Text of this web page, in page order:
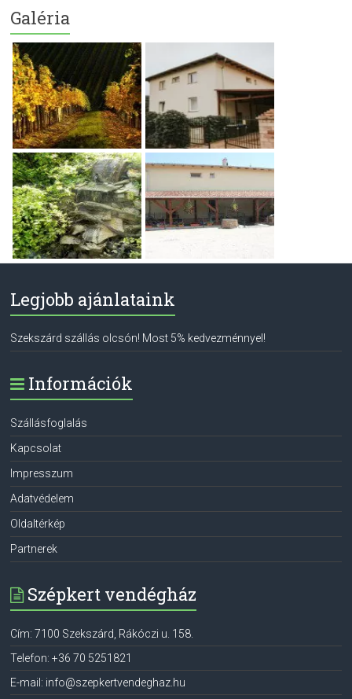
Galéria
Legjobb ajánlataink
Szekszárd szállás olcsón! Most 5% kedvezménnyel!
Információk
Szállásfoglalás
Kapcsolat
Impresszum
Adatvédelem
Oldaltérkép
Partnerek
Szépkert vendégház
Cím: 7100 Szekszárd Rákóczi u. 158.
Telefon:+36 70 5251821
E-mail: info@szepkertvendeghaz.hu